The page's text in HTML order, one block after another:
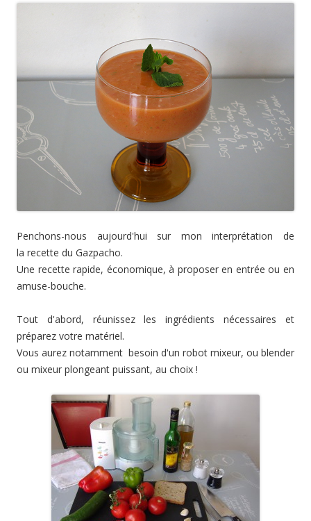
Penchons-nous aujourd'hui sur mon interprétation de
la recette du Gazpacho.
Une recette rapide, économique, à proposer en entrée ou en
amuse-bouche.
Tout d'abord, réunissez les ingrédients nécessaires et
préparez votre matériel.
Vous aurez notamment besoin d'un robot mixeur, ou blender
ou mixeur plongeant puissant, au choix !